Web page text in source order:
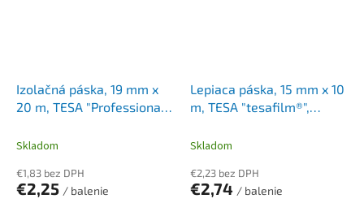
Izolačná páska, 19 mm x
20 m, TESA "Professional",
Skladom
€1,83 bez DPH
€2,25 / balenie
Lepiaca páska, 15 mm x 10
m, TESA "tesafilm®",
Skladom
€2,23 bez DPH
€2,74 / balenie